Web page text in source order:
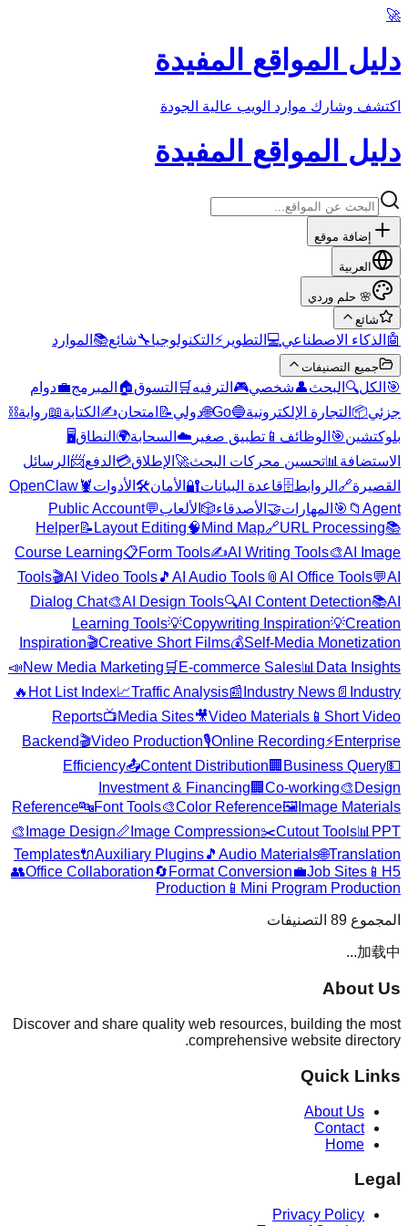
🚀
دليل المواقع المفيدة
اكتشف وشارك موارد الويب عالية الجودة
دليل المواقع المفيدة
إضافة موقع
العربية
🌸 حلم وردي
شائع
🤖 الذكاء الاصطناعي💻 التطوير ⚡ التكنولوجيا🔧شائع📚 الموارد
جميع التصنيفات
🎯 الكل🔍 البحث👤شخصي🎮 الترفيه 🛒 التسوق🏠 المبرمج💼دوام
جزئي📦 التجارة الإلكترونية🔵
Go
🌐دولي📝 امتحان✍️ الكتابة📖رواية⛓️
بلوكتشين🎯 الوظائف 📱 تطبيق صغير ☁️ السحابة🌍 النطاق🖥️
الاستضافة 📊تحسين محركات البحث🚀 الإطلاق💳 الدفع📨 الرسائل
القصيرة🔗 الروابط🗄️قاعدة البيانات🔐 الأمان🛠️ الأدوات🦞
OpenClaw
📁 Agent
🎯 المهارات🤝 الأصدقاء🎲 الألعاب💬
Public Account
Helper📝 Layout Editing🧠 Mind Map🔗URL Processing📚
Course Learning📋Form Tools✍️AI Writing Tools🎨AI Image
Tools🎬AI Video Tools🎵 AI Audio Tools 📎 AI Office Tools💬AI
Dialog Chat🎨AI Design Tools🔍AI Content Detection📚AI
Learning Tools💡Copywriting Inspiration💡Creation
Inspiration🎬Creative Short Films💰Self-Media Monetization
📣New Media Marketing 🛒 E-commerce Sales📊 Data Insights
🔥 Hot List Index📈Traffic Analysis📰 Industry News 📄 Industry
Reports📺Media Sites🎥Video Materials 📱 Short Video
Backend🎬Video Production🎙️Online Recording⚡Enterprise
Efficiency📤Content Distribution 🏢 Business Query💵
Investment & Financing 🏢 Co-working🎨 Design
Reference🔤Font Tools🎨Color Reference🖼️ Image Materials
🎨 Image Design📏 Image Compression✂️Cutout Tools📊 PPT
Templates🔌Auxiliary Plugins🎵 Audio Materials🌐Translation
👥Office Collaboration🔄 Format Conversion💼Job Sites 📱 H5
Production 📱 Mini Program Production
المجموع 89 التصنيفات
加载中...
About Us
Discover and share quality web resources, building the most
comprehensive website directory.
Quick Links
About Us
Contact
Home
Legal
Privacy Policy